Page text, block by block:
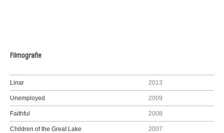
Filmografie
Linar 2013
Unemployed 2009
Faithful 2008
Children of the Great Lake 2007